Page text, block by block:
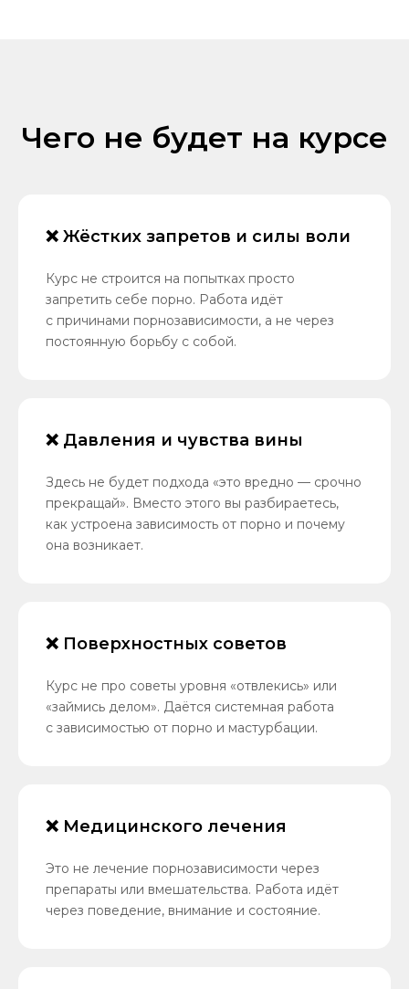
Чего не будет на курсе
❌ Жёстких запретов и силы воли
Курс не строится на попытках просто
запретить себе порно. Работа идёт
с причинами порнозависимости, а не через
постоянную борьбу с собой.
❌ Давления и чувства вины
Здесь не будет подхода «это вредно — срочно
прекращай». Вместо этого вы разбираетесь,
как устроена зависимость от порно и почему
она возникает.
❌ Поверхностных советов
Курс не про советы уровня «отвлекись» или
«займись делом». Даётся системная работа
с зависимостью от порно и мастурбации.
❌ Медицинского лечения
Это не лечение порнозависимости через
препараты или вмешательства. Работа идёт
через поведение, внимание и состояние.